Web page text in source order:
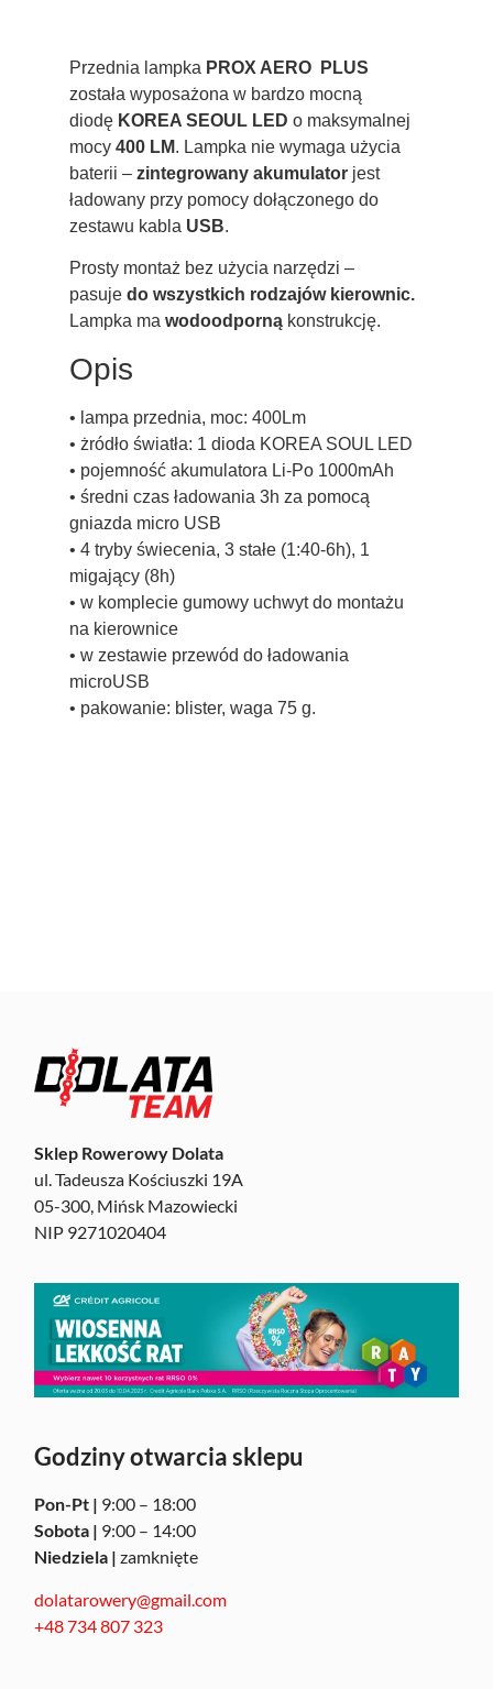
Przednia lampka PROX AERO PLUS
została wyposażona w bardzo mocną
diodę KOREA SEOUL LED o maksymalnej
mocy400 LM. Lampka nie wymaga użycia
baterii –zintegrowany akumulator jest
ładowany przy pomocy dołączonego do
zestawu kabla USB.
Prosty montaż bez użycia narzędzi –
pasujedo wszystkich rodzajów kierownic.
Lampka mawodoodporną konstrukcję.
Opis
• lampa przednia, moc: 400Lm
• żródło światła: 1 dioda KOREA SOUL LED
• pojemność akumulatora Li-Po 1000mAh
• średni czas ładowania 3h za pomocą
gniazda micro USB
• 4 tryby świecenia, 3 stałe (1:40-6h), 1
migający (8h)
• w komplecie gumowy uchwyt do montażu
na kierownice
• w zestawie przewód do ładowania
microUSB
• pakowanie: blister, waga 75 g.
Sklep Rowerowy Dolata
ul. Tadeusza Kościuszki 19A
05-300, Mińsk Mazowiecki
NIP 9271020404
Godziny otwarcia sklepu
Pon-Pt | 9:00 – 18:00
Sobota | 9:00 – 14:00
Niedziela |zamknięte
dolatarowery@gmail.com
+48 734 807 323